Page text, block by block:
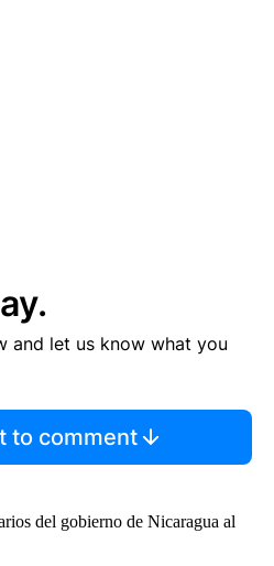
and let us know what you
to comment
del gobierno de Nicaragua al